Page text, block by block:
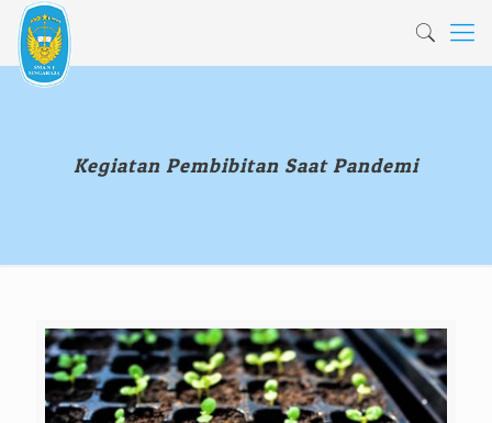
Kegiatan Pembibitan Saat Pandemi